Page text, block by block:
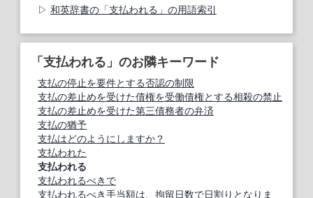
和英辞書の「支払われる」の用語索引
「支払われる」のお隣キーワード
支払の停止を要件とする否認の制限
支払の差止めを受けた債権を受働債権とする相殺の禁止
支払の差止めを受けた第三債務者の弁済
支払の猶予
支払はどのようにしますか？
支払われた
支払われる
支払われるべきで
支払われるべき手当額は、拘留日数で日割りとなりま